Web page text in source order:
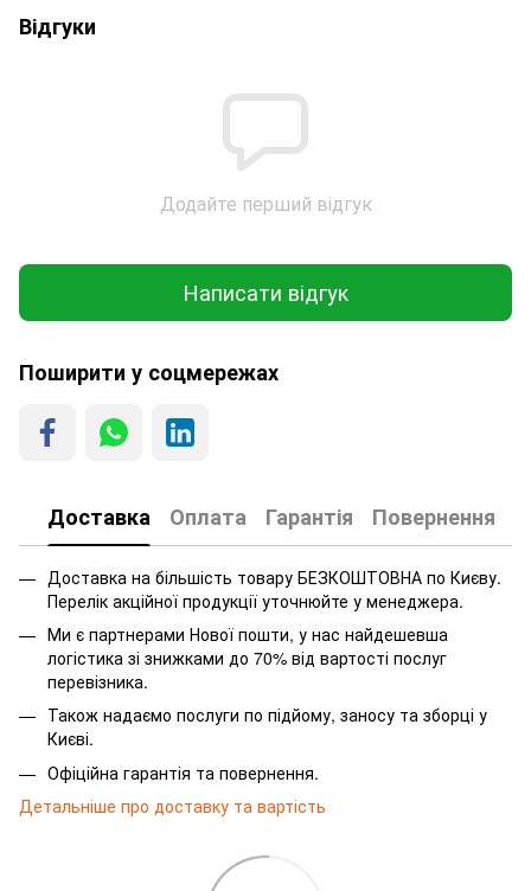
Відгуки
Додайте перший відгук
Написати відгук
Поширити у соцмережах
Доставка Оплата Гарантія Повернення
Доставка на більшість товару БЕЗКОШТОВНА по Києву.
Перелік акційної продукції уточнюйте у менеджера.
Ми є партнерами Нової пошти, у нас найдешевша
логістика зі знижками до 70% від вартості послуг
перевізника.
Також надаємо послуги по підйому, заносу та зборці у
Києві.
Офіційна гарантія та повернення.
Детальніше про доставку та вартість